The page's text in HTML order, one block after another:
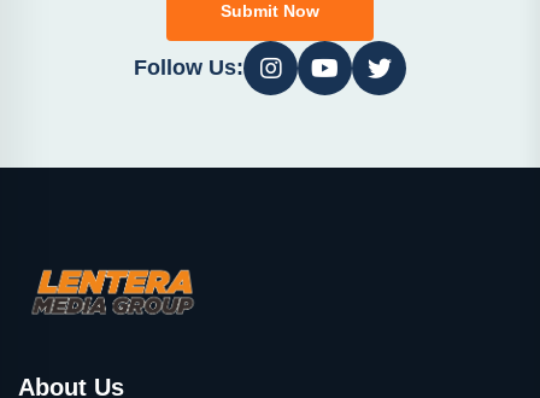
Submit Now
Follow Us:
About Us